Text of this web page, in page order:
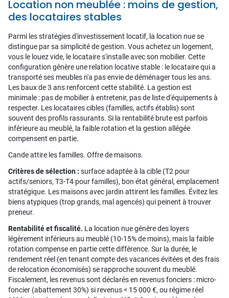
Location non meublée : moins de gestion,
des locataires stables
Parmi les stratégies d'investissement locatif, la location nue se
distingue par sa simplicité de gestion. Vous achetez un logement,
vous le louez vide, le locataire s'installe avec son mobilier. Cette
configuration génère une relation locative stable : le locataire qui a
transporté ses meubles n'a pas envie de déménager tous les ans.
Les baux de 3 ans renforcent cette stabilité. La gestion est
minimale : pas de mobilier à entretenir, pas de liste d'équipements à
respecter. Les locataires cibles (familles, actifs établis) sont
souvent des profils rassurants. Si la rentabilité brute est parfois
inférieure au meublé, la faible rotation et la gestion allégée
compensent en partie.
Cande attire les familles. Offre de maisons.
Critères de sélection : surface adaptée à la cible (T2 pour
actifs/seniors, T3-T4 pour familles), bon état général, emplacement
stratégique. Les maisons avec jardin attirent les familles. Évitez les
biens atypiques (trop grands, mal agencés) qui peinent à trouver
preneur.
Rentabilité et fiscalité. La location nue génère des loyers
légèrement inférieurs au meublé (10-15% de moins), mais la faible
rotation compense en partie cette différence. Sur la durée, le
rendement réel (en tenant compte des vacances évitées et des frais
de relocation économisés) se rapproche souvent du meublé.
Fiscalement, les revenus sont déclarés en revenus fonciers : micro-
foncier (abattement 30%) si revenus < 15 000 €, ou régime réel